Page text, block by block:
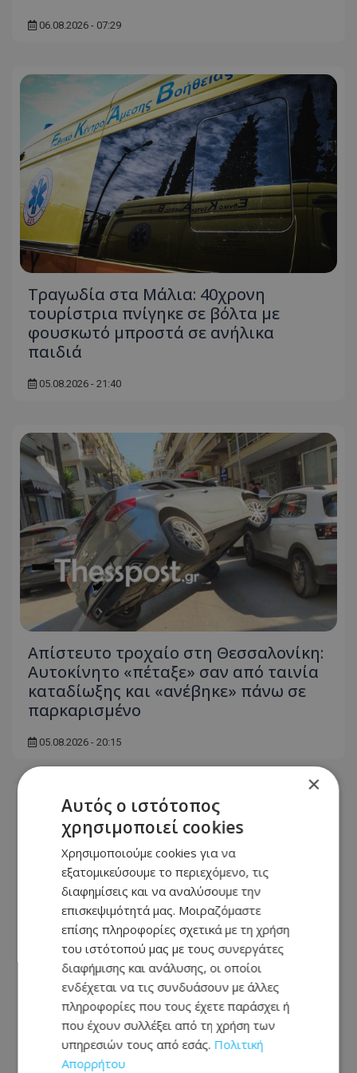
06.08.2026 - 07:29
Τραγωδία στα Μάλια: 40χρονη
τουρίστρια πνίγηκε σε βόλτα με
φουσκωτό μπροστά σε ανήλικα
παιδιά
05.08.2026 - 21:40
Απίστευτο τροχαίο στη Θεσσαλονίκη:
Αυτοκίνητο «πέταξε» σαν από ταινία
καταδίωξης και «ανέβηκε» πάνω σε
παρκαρισμένο
05.08.2026 - 20:15
Με γαλλική σφραγίδα το καλώδιο
Ελλάδας – Κύπρου, με ποσοστό πάνω
από 50% μπαίνει η Meridiam
×
Αυτός ο ιστότοπος
χρησιμοποιεί cookies
Χρησιμοποιούμε cookies για να
εξατομικεύσουμε το περιεχόμενο, τις
διαφημίσεις και να αναλύσουμε την
επισκεψιμότητά μας. Μοιραζόμαστε
επίσης πληροφορίες σχετικά με τη χρήση
του ιστότοπού μας με τους συνεργάτες
διαφήμισης και ανάλυσης, οι οποίοι
ενδέχεται να τις συνδυάσουν με άλλες
πληροφορίες που τους έχετε παράσχει ή
που έχουν συλλέξει από τη χρήση των
υπηρεσιών τους από εσάς. Πολιτική
Απορρήτου